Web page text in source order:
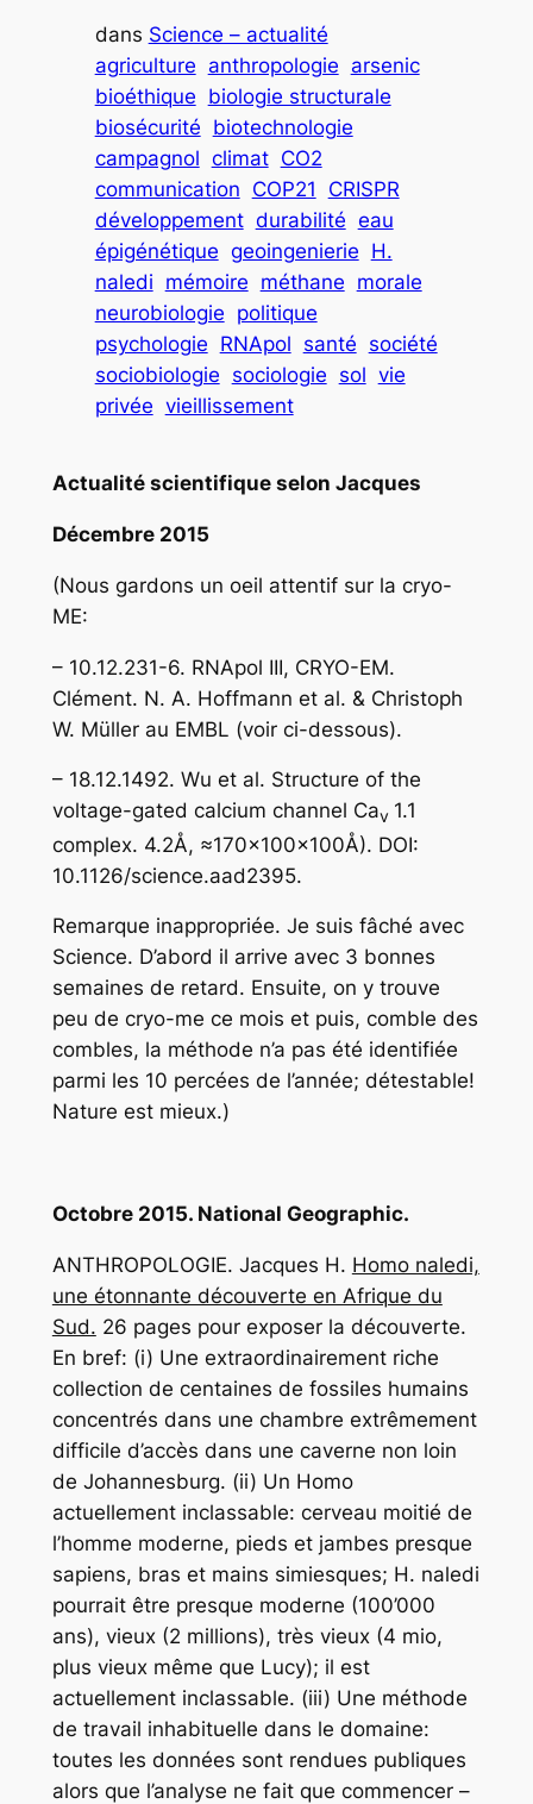
dans Science – actualité
agriculture anthropologie arsenic
bioéthique biologie structurale
biosécurité biotechnologie
campagnol climat CO2
communication COP21
CRISPR
développement durabilité eau
épigénétique geoingenierie H.
naledi mémoire méthane morale
neurobiologie politique
psychologie RNApol santé société
sociobiologie sociologie sol vie
privée vieillissement
Actualité scientifique selon Jacques
Décembre 2015
(Nous gardons un oeil attentif sur la cryo-
ME:
– 10.12.231-6. RNApol III, CRYO-EM.
Clément. N. A. Hoffmann et al. & Christoph
W. Müller au EMBL (voir ci-dessous).
– 18.12.1492. Wu et al. Structure of the
voltage-gated calcium channel Cav 1.1
complex. 4.2Å, ≈170x100x100Å). DOI:
10.1126/science.aad2395.
Remarque inappropriée. Je suis fâché avec
Science. D’abord il arrive avec 3 bonnes
semaines de retard. Ensuite, on y trouve
peu de cryo-me ce mois et puis, comble des
combles, la méthode n’a pas été identifiée
parmi les 10 percées de l’année; détestable!
Nature est mieux.)
Octobre 2015. National Geographic.
ANTHROPOLOGIE. Jacques H. Homo naledi,
une étonnante découverte en Afrique du
Sud. 26 pages pour exposer la découverte.
En bref: (i) Une extraordinairement riche
collection de centaines de fossiles humains
concentrés dans une chambre extrêmement
difficile d’accès dans une caverne non loin
de Johannesburg. (ii) Un Homo
actuellement inclassable: cerveau moitié de
l’homme moderne, pieds et jambes presque
sapiens, bras et mains simiesques; H. naledi
pourrait être presque moderne (100’000
ans), vieux (2 millions), très vieux (4 mio,
plus vieux même que Lucy); il est
actuellement inclassable. (iii) Une méthode
de travail inhabituelle dans le domaine:
toutes les données sont rendues publiques
alors que l’analyse ne fait que commencer –